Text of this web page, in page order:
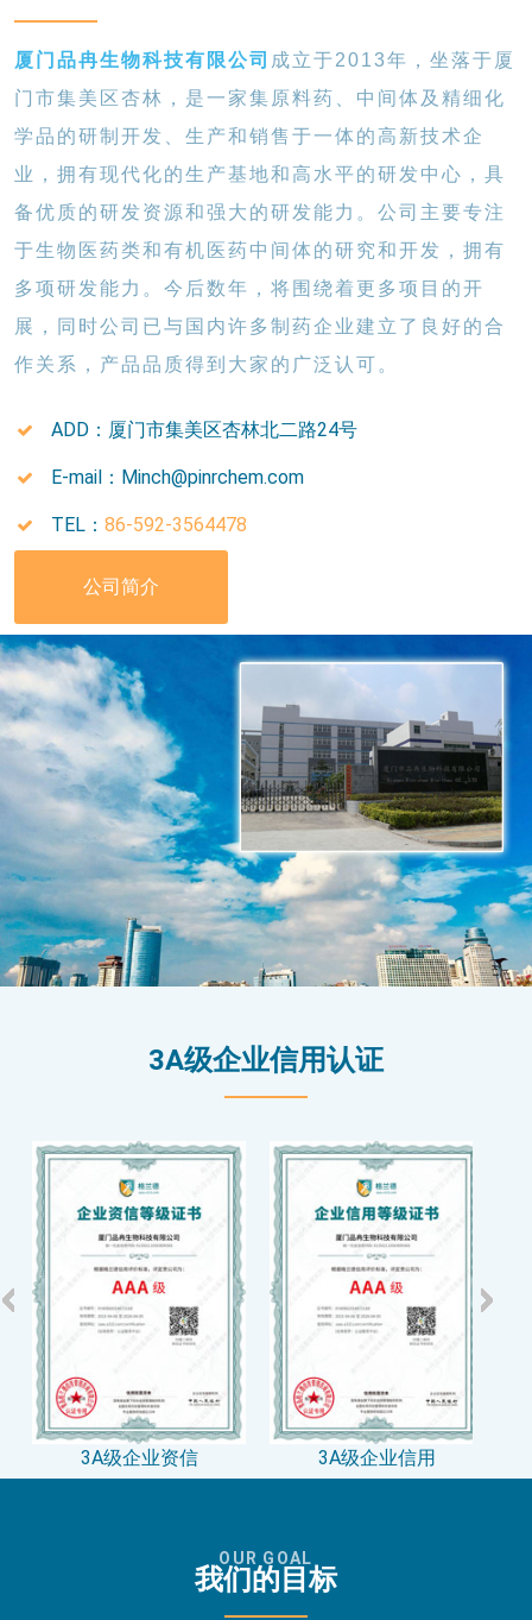
厦门品冉生物科技有限公司 成立于2013年，坐落于厦
门市集美区杏林，是一家集原料药、中间体及精细化
学品的研制开发、生产和销售于一体的高新技术企
业，拥有现代化的生产基地和高水平的研发中心，具
备优质的研发资源和强大的研发能力。公司主要专注
于生物医药类和有机医药中间体的研究和开发，拥有
多项研发能力。今后数年，将围绕着更多项目的开
展，同时公司已与国内许多制药企业建立了良好的合
作关系，产品品质得到大家的广泛认可。
ADD：厦门市集美区杏林北二路24号
E-mail：Minch@pinrchem.com
TEL： 86-592-3564478
公司简介
3A级企业信用认证
3A级企业资信 3A级企业信用
OUR GOAL
我们的目标